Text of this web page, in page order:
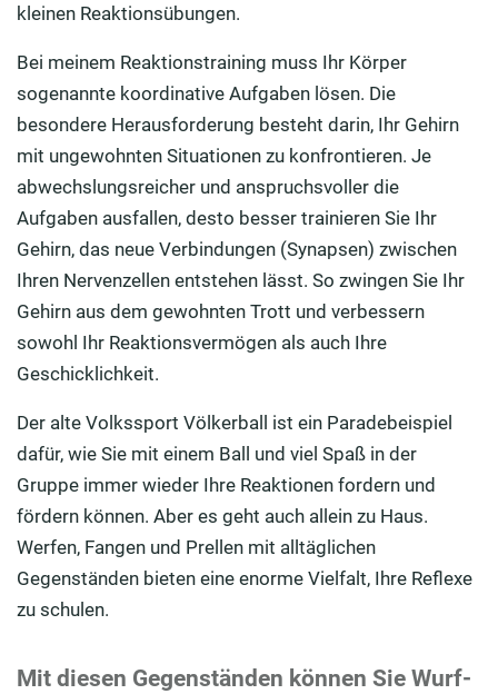
kleinen Reaktionsübungen.
Bei meinem Reaktionstraining muss Ihr Körper
sogenannte koordinative Aufgaben lösen. Die
besondere Herausforderung besteht darin, Ihr Gehirn
mit ungewohnten Situationen zu konfrontieren. Je
abwechslungsreicher und anspruchsvoller die
Aufgaben ausfallen, desto besser trainieren Sie Ihr
Gehirn, das neue Verbindungen (Synapsen) zwischen
Ihren Nervenzellen entstehen lässt. So zwingen Sie Ihr
Gehirn aus dem gewohnten Trott und verbessern
sowohl Ihr Reaktionsvermögen als auch Ihre
Geschicklichkeit.
Der alte Volkssport Völkerball ist ein Paradebeispiel
dafür, wie Sie mit einem Ball und viel Spaß in der
Gruppe immer wieder Ihre Reaktionen fordern und
fördern können. Aber es geht auch allein zu Haus.
Werfen, Fangen und Prellen mit alltäglichen
Gegenständen bieten eine enorme Vielfalt, Ihre Reflexe
zu schulen.
Mit diesen Gegenständen können Sie Wurf-